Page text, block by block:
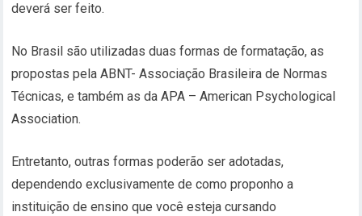
deverá ser feito.
No Brasil são utilizadas duas formas de formatação, as
propostas pela ABNT- Associação Brasileira de Normas
Técnicas, e também as da APA – American Psychological
Association.
Entretanto, outras formas poderão ser adotadas,
dependendo exclusivamente de como proponho a
instituição de ensino que você esteja cursando